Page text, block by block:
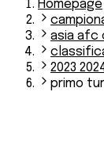
Homepage
asia afc
2023
primo